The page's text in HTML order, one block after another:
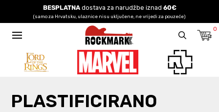
BESPLATNAdostava za narudžbe iznad 60€
(samo za Hrvatsku, ulaznice nisu uključene, ne vrijedi za pouzeće)
0
PLASTIFICIRANO